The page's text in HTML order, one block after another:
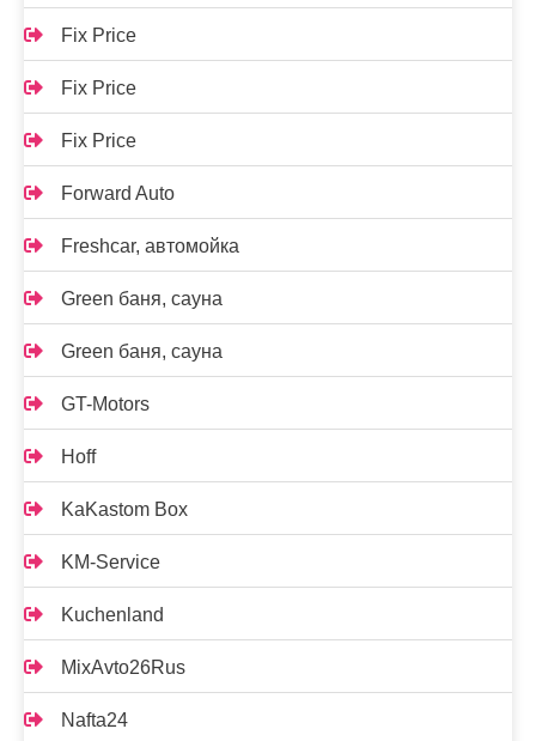
Fix Price
Fix Price
Fix Price
Forward Auto
Freshcar, автомойка
Green баня, сауна
Green баня, сауна
GT-Motors
Hoff
KaKastom Box
KM-Service
Kuchenland
MixAvto26Rus
Nafta24